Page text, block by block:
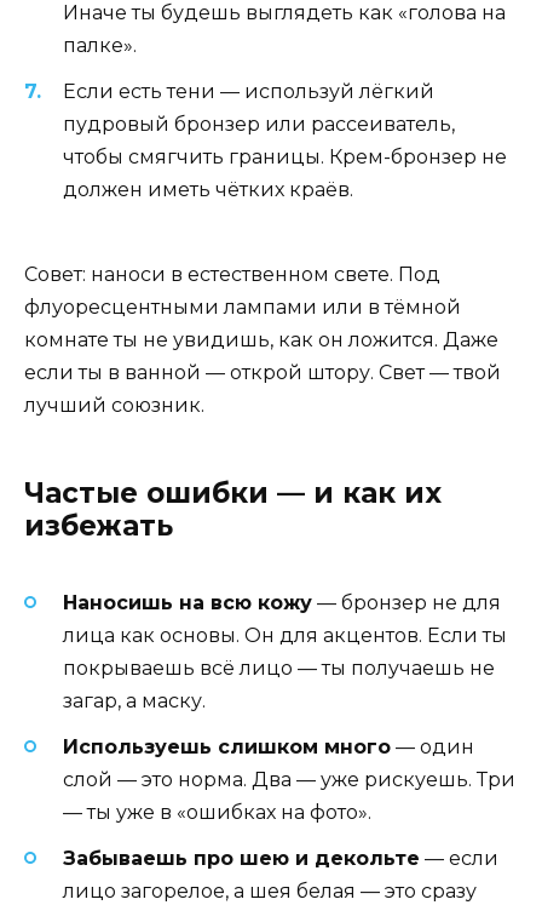
Иначе ты будешь выглядеть как «голова на
палке».
Если есть тени — используй лёгкий
пудровый бронзер или рассеиватель,
чтобы смягчить границы. Крем-бронзер не
должен иметь чётких краёв.
Совет: наноси в естественном свете. Под
флуоресцентными лампами или в тёмной
комнате ты не увидишь, как он ложится. Даже
если ты в ванной — открой штору. Свет — твой
лучший союзник.
Частые ошибки — и как их
избежать
Наносишь на всю кожу — бронзер не для
лица как основы. Он для акцентов. Если ты
покрываешь всё лицо — ты получаешь не
загар, а маску.
Используешь слишком много — один
слой — это норма. Два — уже рискуешь. Три
— ты уже в «ошибках на фото».
Забываешь про шею и декольте — если
лицо загорелое, а шея белая — это сразу